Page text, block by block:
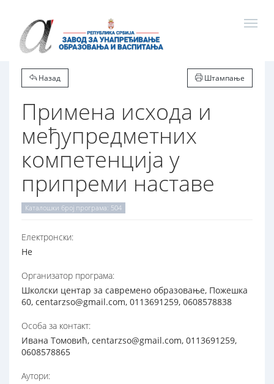
Назад Штампање
Примена исхода и
међупредметних
компетенција у
припреми наставе
Каталошки број програма: 504
Електронски:
Не
Организатор програма:
Школски центар за савремено образовање, Пожешка
60, centarzso@gmail.com, 0113691259, 0608578838
Особа за контакт:
Ивана Томовић, centarzso@gmail.com, 0113691259,
0608578865
Аутори: